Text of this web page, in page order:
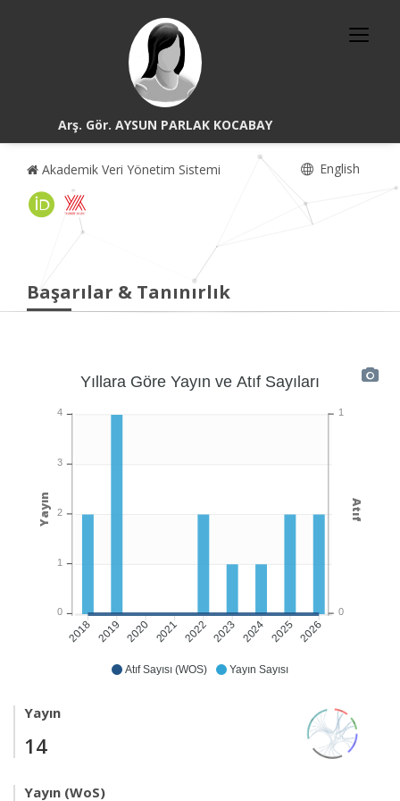
Arş. Gör. AYSUN PARLAK KOCABAY
Akademik Veri Yönetim Sistemi English
Başarılar & Tanınırlık
Atıf Sayısı (WOS) Yayın Sayısı
2018 2019 2020 2021 2022 2023 2024 2025 2026
Yıllara Göre Yayın ve Atıf Sayıları
1
0
Atıf
4
3
2
1
0
Yayın
Yayın
14
Yayın (WoS)